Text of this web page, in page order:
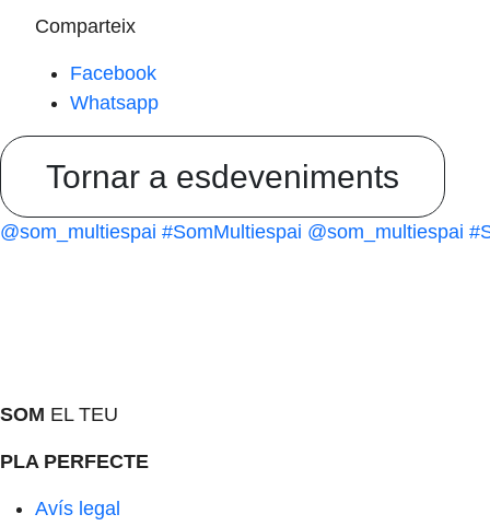
Comparteix
Facebook
Whatsapp
Tornar a esdeveniments
@som_multiespai #SomMultiespai @som_multiespai
SOM EL TEU
PLA PERFECTE
Avís legal